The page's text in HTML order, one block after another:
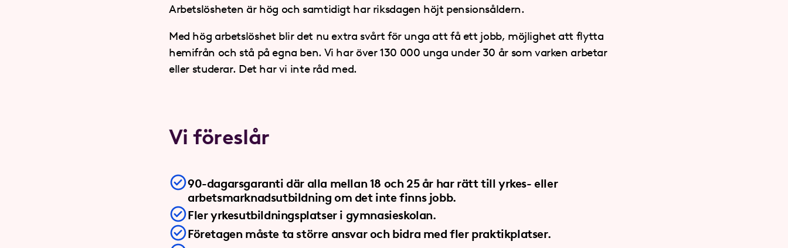
Arbetslösheten är hög och samtidigt har riksdagen höjt pensionsåldern.
Med hög arbetslöshet blir det nu extra svårt för unga att få ett jobb, möjlighet att flytta
hemifrån och stå på egna ben. Vi har över 130 000 unga under 30 år som varken arbetar
eller studerar. Det har vi inte råd med.
Vi föreslår
90-dagarsgaranti där alla mellan 18 och 25 år har rätt till yrkes- eller
arbetsmarknadsutbildning om det inte finns jobb.
Fler yrkesutbildningsplatser i gymnasieskolan.
Företagen måste ta större ansvar och bidra med fler praktikplatser.